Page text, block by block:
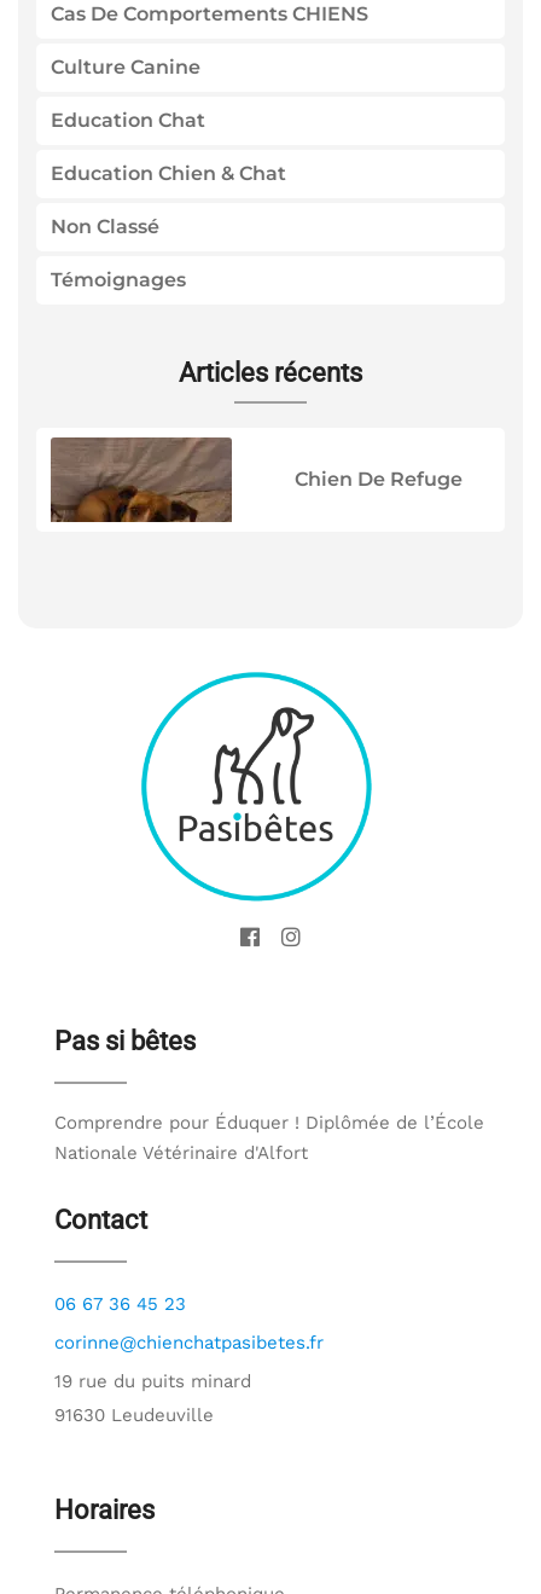
Cas De Comportements CHIENS
Culture Canine
Education Chat
Education Chien & Chat
Non Classé
Témoignages
Articles récents
Chien De Refuge
Pas si bêtes
Comprendre pour Éduquer ! Diplômée de l’École
Nationale Vétérinaire d'Alfort
Contact
06 67 36 45 23
corinne@chienchatpasibetes.fr
19 rue du puits minard
91630 Leudeuville
Horaires